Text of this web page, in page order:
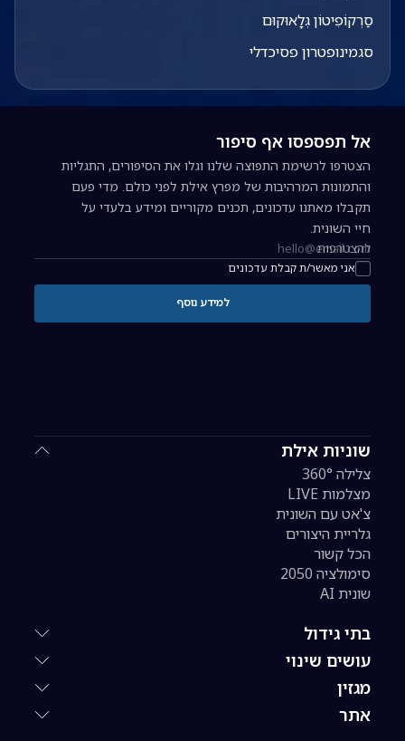
סַרְקוֹפִיטוֹן גְּלָאוּקוּם
סגמינופטרון פסיכדלי
שוניות אילת
צלילה 360°
מצלמות LIVE
צ'אט עם השונית
גלריית היצורים
הכל קשור
סימולציה 2050
שונית AI
בתי גידול
עושים שינוי
מגזין
אתר
אל תפספסו אף סיפור
הצטרפו לרשימת התפוצה שלנו וגלו את הסיפורים, התגליות
והתמונות המרהיבות של מפרץ אילת לפני כולם. מדי פעם
תקבלו מאתנו עדכונים, תכנים מקוריים ומידע בלעדי על
חיי השונית.
כתובת אימייל להרשמה לניוזלטר
אני מאשר/ת קבלת עדכונים
להצטרפות
למידע נוסף